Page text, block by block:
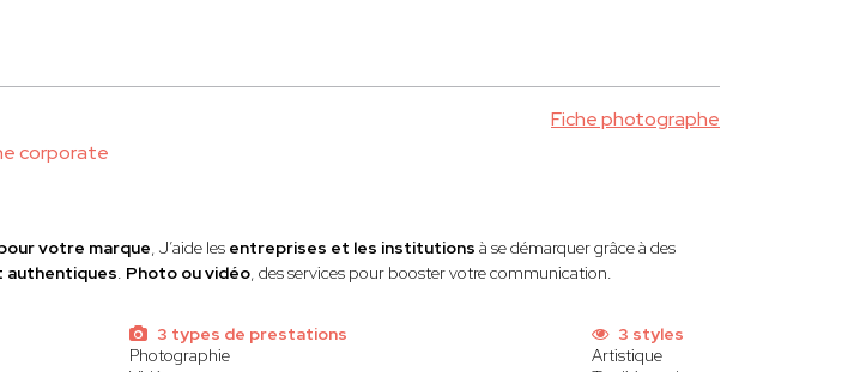
corporate
Fiche photographe
votre marque, J’aide les entreprises et les institutions à se démarquer grâce à des
authentiques. Photo ou vidéo, des services pour booster votre communication.
3 types de prestations
Photographie
3 styles
Artistique